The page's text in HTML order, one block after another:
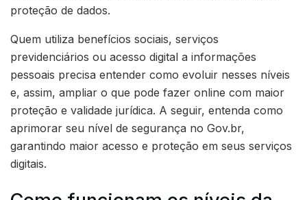
proteção de dados.
Quem utiliza benefícios sociais, serviços
previdenciários ou acesso digital a informações
pessoais precisa entender como evoluir nesses níveis
e, assim, ampliar o que pode fazer online com maior
proteção e validade jurídica. A seguir, entenda como
aprimorar seu nível de segurança no Gov.br,
garantindo maior acesso e proteção em seus serviços
digitais.